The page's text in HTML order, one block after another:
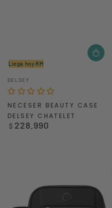
Llega hoy RM
Vendedor:
DELSEY
NECESER BEAUTY CASE
DELSEY CHATELET
Precio
$ 228.990